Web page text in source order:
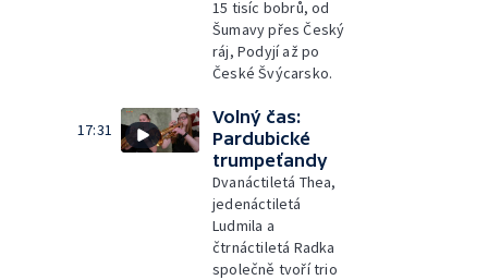
15 tisíc bobrů, od
Šumavy přes Český
ráj, Podyjí až po
České Švýcarsko.
17:31
Volný čas:
Pardubické
trumpeťandy
Dvanáctiletá Thea,
jedenáctiletá
Ludmila a
čtrnáctiletá Radka
společně tvoří trio